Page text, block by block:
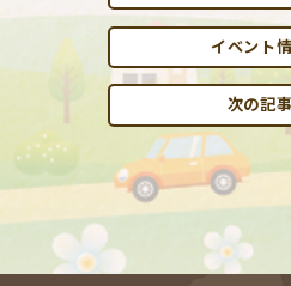
イベント
次の記